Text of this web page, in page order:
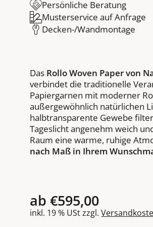
Persönliche Beratung
Musterservice auf Anfrage
Decken-/Wandmontage
Das Rollo Woven Paper von
verbindet die traditionelle
Papiergarnen mit moderner
außergewöhnlich natürlichen
halbtransparente Gewebe
Tageslicht angenehm weich
Raum eine warme, ruhige
nach Maß in Ihrem
ab€595,00
inkl. 19 % USt zzgl.